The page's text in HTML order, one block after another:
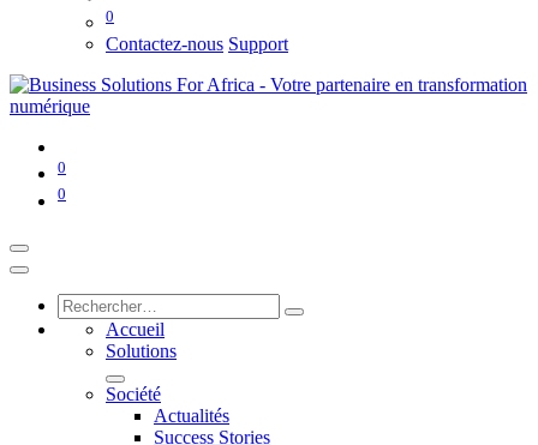
0
Contactez-nous Support
0
0
Accueil
Solutions
Société
Actualités
Success Stories